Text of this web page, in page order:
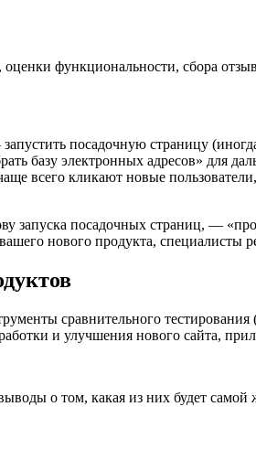
функциональности, сбора
посадочную страницу
базу электронных адресов» для
всего кликают новые
запуска посадочных страниц, —
нового продукта, специалисты
сравнительного
и улучшения нового сайта,
о том, какая из них будет